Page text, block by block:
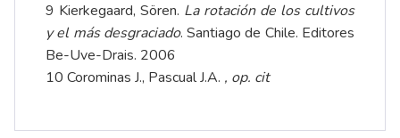
9 Kierkegaard, Sören. La rotación de los cultivos
y el más desgraciado. Santiago de Chile. Editores
Be-Uve-Drais. 2006
10 Corominas J., Pascual J.A. , op. cit